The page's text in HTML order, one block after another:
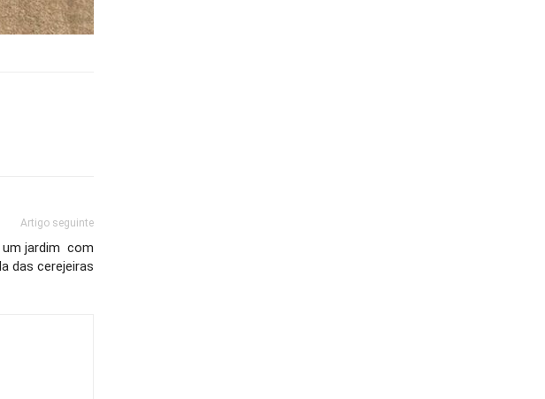
Artigo seguinte
jardim com
das cerejeiras